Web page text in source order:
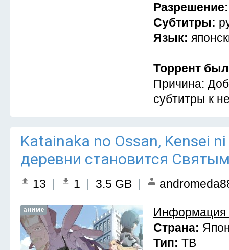
Субтитры:
Язык:
Торрент
Причина:
субтитры к
Katainaka no Ossan, Kensei
деревни становится
13 | 1 | 3.5 GB |
аниме
Информация
Страна:
Тип: ТВ